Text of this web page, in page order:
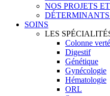
NOS PROJETS
SOINS
LES
Colonne
Digestif
Génétique
Gynécologie
Hématologie
ORL